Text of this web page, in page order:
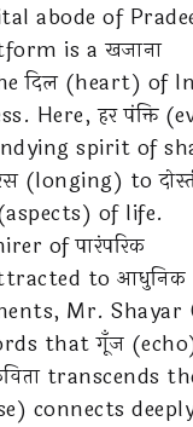
abode of
is a खजाना
दिल (heart) of
Here, हर पंक्ति
spirit of
(longing) to
of life.
of पारंपरिक
to आधुनिक
Mr. Shayar
that गूँज
transcends
connects